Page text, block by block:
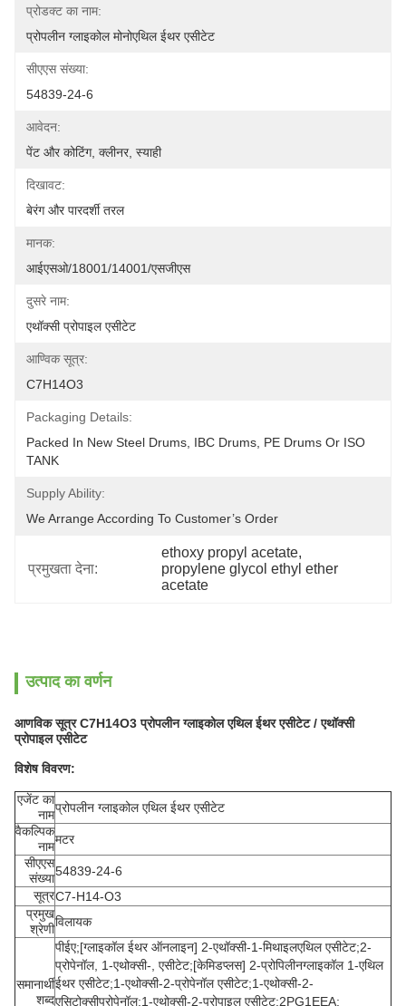
प्रोडक्ट का नाम:
प्रोपलीन ग्लाइकोल मोनोएथिल ईथर एसीटेट
सीएएस संख्या:
54839-24-6
आवेदन:
पेंट और कोटिंग, क्लीनर, स्याही
दिखावट:
बेरंग और पारदर्शी तरल
मानक:
आईएसओ/18001/14001/एसजीएस
दुसरे नाम:
एथॉक्सी प्रोपाइल एसीटेट
आण्विक सूत्र:
C7H14O3
Packaging Details:
Packed In New Steel Drums, IBC Drums, PE Drums Or ISO
TANK
Supply Ability:
We Arrange According To Customer’s Order
प्रमुखता देना:
ethoxy propyl acetate,
propylene glycol ethyl ether
acetate
उत्पाद का वर्णन
आणविक सूत्र C7H14O3 प्रोपलीन ग्लाइकोल एथिल ईथर एसीटेट / एथॉक्सी
प्रोपाइल एसीटेट
विशेष विवरण:
एजेंट का
नामप्रोपलीन ग्लाइकोल एथिल ईथर एसीटेट
वैकल्पिक
नाममटर
सीएएस
संख्या54839-24-6
सूत्रC7-H14-O3
प्रमुख
श्रेणीविलायक
समानार्थी
शब्द
पीईए;[ग्लाइकॉल ईथर ऑनलाइन] 2-एथॉक्सी-1-मिथाइलएथिल एसीटेट;2-
प्रोपेनॉल, 1-एथोक्सी-, एसीटेट;[केमिडप्लस] 2-प्रोपिलीनग्लाइकॉल 1-एथिल
ईथर एसीटेट;1-एथोक्सी-2-प्रोपेनॉल एसीटेट;1-एथोक्सी-2-
एसिटोक्सीप्रोपेनॉल;1-एथोक्सी-2-प्रोपाइल एसीटेट;2PG1EEA;